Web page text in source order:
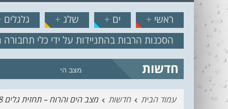
// תפריט
דלג לתוכן
ראשי + ים + שלג + גלגלים
הסכנות הרבות בהתניידות על ידי כלי
חדשות מצב הים והרוח – תחזית גלים
עמוד הבית חדשות מצב הים והרוח – תחזית גלים 29.11.18